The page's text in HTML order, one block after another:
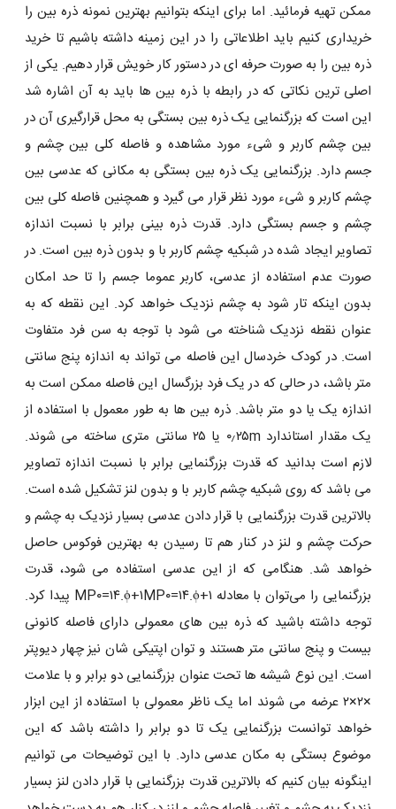
ممکن تهیه فرمائید. اما برای اینکه بتوانیم بهترین نمونه ذره بین را
خریداری کنیم باید اطلاعاتی را در این زمینه داشته باشیم تا خرید
ذره بین را به صورت حرفه ای در دستور کار خویش قرار دهیم. یکی از
اصلی ترین نکاتی که در رابطه با ذره بین ها باید به آن اشاره شد
این است که بزرگنمایی یک ذره بین بستگی به محل قرارگیری آن در
بین چشم کاربر و شیء مورد مشاهده و فاصله کلی بین چشم و
جسم دارد. بزرگنمایی یک ذره بین بستگی به مکانی که عدسی بین
چشم کاربر و شیء مورد نظر قرار می ‌گیرد و همچنین فاصله کلی بین
چشم و جسم بستگی دارد. قدرت ذره بینی برابر با نسبت اندازه
تصاویر ایجاد شده در شبکیه چشم کاربر با و بدون ذره بین است. در
صورت عدم استفاده از عدسی، کاربر عموما جسم را تا حد امکان
بدون اینکه تار شود به چشم نزدیک خواهد کرد. این نقطه که به
عنوان نقطه نزدیک شناخته می ‌شود با توجه به سن فرد متفاوت
است. در کودک خردسال این فاصله می ‌تواند به اندازه پنج سانتی
متر باشد، در حالی که در یک فرد بزرگسال این فاصله ممکن است به
اندازه یک یا دو متر باشد. ذره بین‌ ها به طور معمول با استفاده از
یک مقدار استاندارد ۰٫۲۵m یا ۲۵ سانتی ‌متری ساخته می ‌شوند.
لازم است بدانید که قدرت بزرگنمایی برابر با نسبت اندازه تصاویر
می باشد که روی شبکیه چشم کاربر با و بدون لنز تشکیل شده است.
بالاترین قدرت بزرگنمایی با قرار دادن عدسی بسیار نزدیک به چشم و
حرکت چشم و لنز در کنار هم تا رسیدن به بهترین فوکوس حاصل
خواهد شد. هنگامی که از این عدسی استفاده می‌ شود، قدرت
بزرگنمایی را می‌توان با معادله MP۰=۱۴.ϕ+۱MP۰=۱۴.ϕ+۱ پیدا کرد.
توجه داشته باشید که ذره بین ‌های معمولی دارای فاصله کانونی
بیست و پنج سانتی متر هستند و توان اپتیکی شان نیز چهار دیوپتر
است. این نوع شیشه ‌ها تحت عنوان بزرگنمایی دو برابر و با علامت
×۲×۲ عرضه می ‌شوند اما یک ناظر معمولی با استفاده از این ابزار
خواهد توانست بزرگنمایی یک تا دو برابر را داشته باشد که این
موضوع بستگی به مکان عدسی دارد. با این توضیحات می توانیم
اینگونه بیان کنیم که بالاترین قدرت بزرگنمایی با قرار دادن لنز بسیار